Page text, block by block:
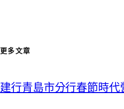
更多文章
建行青島市分行春節時